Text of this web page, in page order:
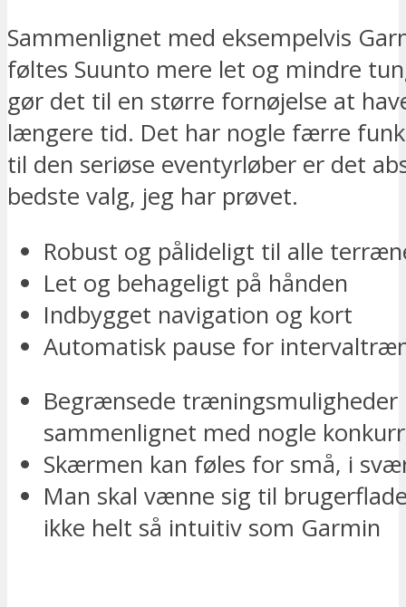
Sammenlignet med eksempelvis
føltes Suunto mere let og mindre
gør det til en større fornøjelse at
længere tid. Det har nogle færre
til den seriøse eventyrløber er det
bedste valg, jeg har prøvet.
Robust og pålideligt til alle
Let og behageligt på hånden
Indbygget navigation og kort
Automatisk pause for
Begrænsede træningsmuligheder
sammenlignet med nogle
Skærmen kan føles for små, i
Man skal vænne sig til
ikke helt så intuitiv som Garmin